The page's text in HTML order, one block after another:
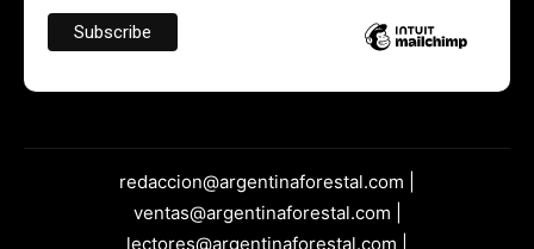
redaccion@argentinaforestal.com |
ventas@argentinaforestal.com |
lectores@argentinaforestal.com |